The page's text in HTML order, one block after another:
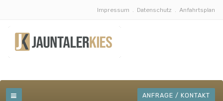
Impressum . Datenschutz . Anfahrtsplan
ANFRAGE / KONTAKT